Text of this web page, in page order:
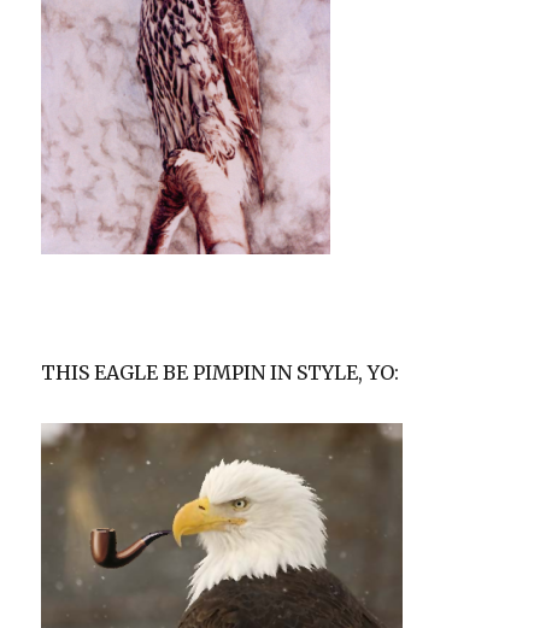
THIS EAGLE BE PIMPIN IN STYLE, YO: